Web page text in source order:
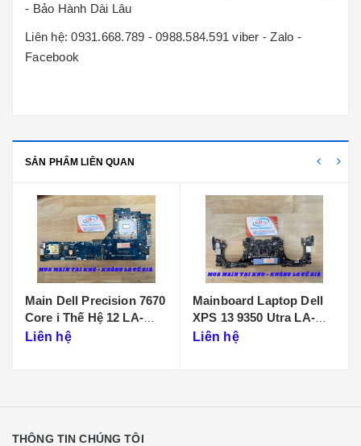
- Bảo Hành Dài Lâu
Liên hệ: 0931.668.789 - 0988.584.591 viber - Zalo -
Facebook
SẢN PHẨM LIÊN QUAN
Main Dell Precision 7670
Core i Thế Hệ 12 LA-
L882P
Liên hệ
Mainboard Laptop Dell
XPS 13 9350 Utra LA-
N601P
Liên hệ
THÔNG TIN CHÚNG TÔI